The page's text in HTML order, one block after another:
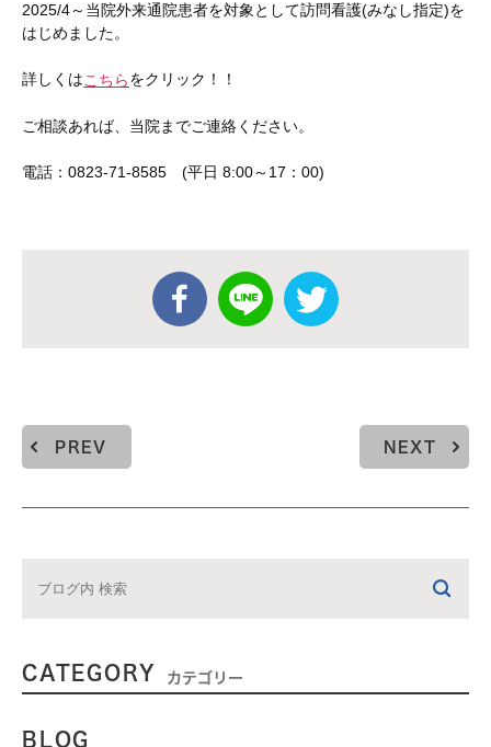
2025/4～当院外来通院患者を対象として訪問看護(みなし指定)を
はじめました。
詳しくはこちらをクリック！！
ご相談あれば、当院までご連絡ください。
電話：0823-71-8585 (平日 8:00～17：00)
PREV NEXT
CATEGORY カテゴリー
BLOG